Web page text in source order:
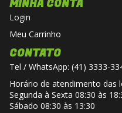
MINHA CONTA
Login
Meu Carrinho
CONTATO
Tel / WhatsApp: (41) 3333-
Horário de atendimento das
Segunda à Sexta 08:30 às
Sábado 08:30 às 13:30